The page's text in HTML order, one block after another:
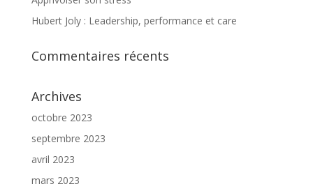
Hubert Joly : Leadership, performance et care
Commentaires récents
Archives
octobre 2023
septembre 2023
avril 2023
mars 2023